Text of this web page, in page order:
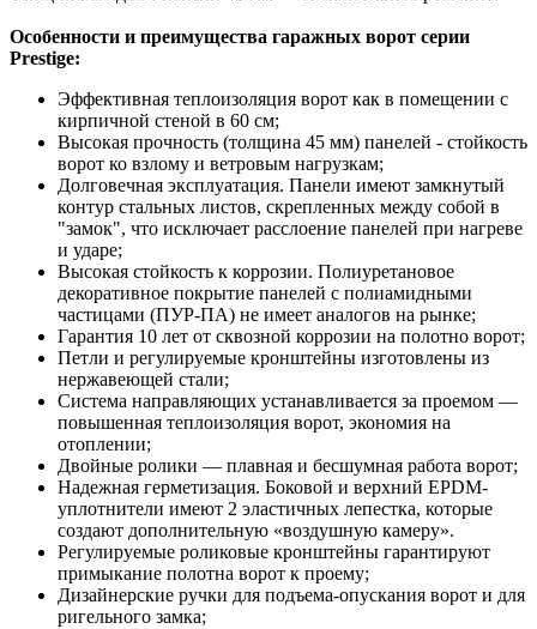
Особенности и преимущества гаражных ворот серии
Prestige:
Эффективная теплоизоляция ворот как в помещении с
кирпичной стеной в 60 см;
Высокая прочность (толщина 45 мм) панелей - стойкость
ворот ко взлому и ветровым нагрузкам;
Долговечная эксплуатация. Панели имеют замкнутый
контур стальных листов, скрепленных между собой в
"замок", что исключает расслоение панелей при нагреве
и ударе;
Высокая стойкость к коррозии. Полиуретановое
декоративное покрытие панелей с полиамидными
частицами (ПУР-ПА) не имеет аналогов на рынке;
Гарантия 10 лет от сквозной коррозии на полотно ворот;
Петли и регулируемые кронштейны изготовлены из
нержавеющей стали;
Система направляющих устанавливается за проемом —
повышенная теплоизоляция ворот, экономия на
отоплении;
Двойные ролики — плавная и бесшумная работа ворот;
Надежная герметизация. Боковой и верхний EPDM-
уплотнители имеют 2 эластичных лепестка, которые
создают дополнительную «воздушную камеру».
Регулируемые роликовые кронштейны гарантируют
примыкание полотна ворот к проему;
Дизайнерские ручки для подъема-опускания ворот и для
ригельного замка;